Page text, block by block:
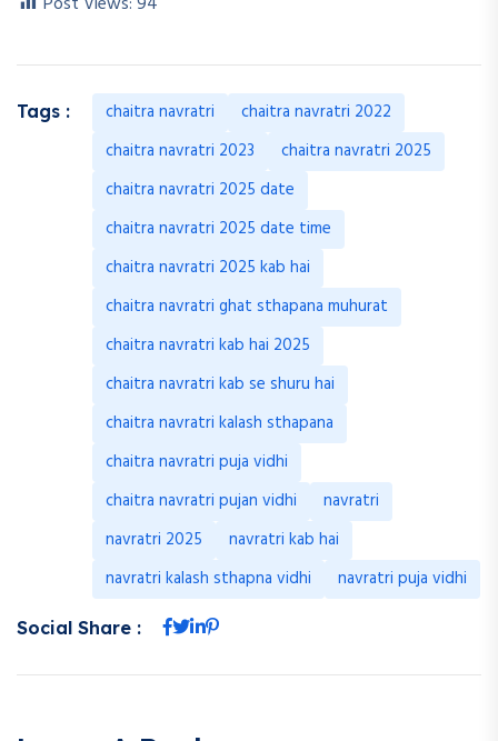
Tags : chaitra navratri
chaitra navratri 2022
chaitra navratri 2023
chaitra navratri 2025
chaitra navratri 2025 date
chaitra navratri 2025 date time
chaitra navratri 2025 kab hai
chaitra navratri ghat sthapana muhurat
chaitra navratri kab hai 2025
chaitra navratri kab se shuru hai
chaitra navratri kalash sthapana
chaitra navratri puja vidhi
chaitra navratri pujan vidhi
navratri
navratri 2025
navratri kab hai
navratri kalash sthapna vidhi
navratri puja vidhi
Social Share :